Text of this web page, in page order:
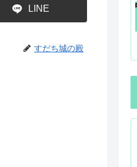
LINE
すだち城の殿